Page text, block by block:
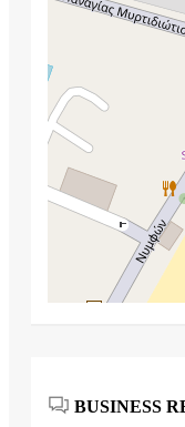
BUSINESS